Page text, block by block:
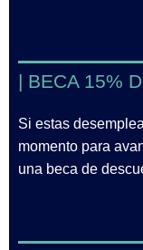
| BECA 15%
Si estas
momento para
una beca de